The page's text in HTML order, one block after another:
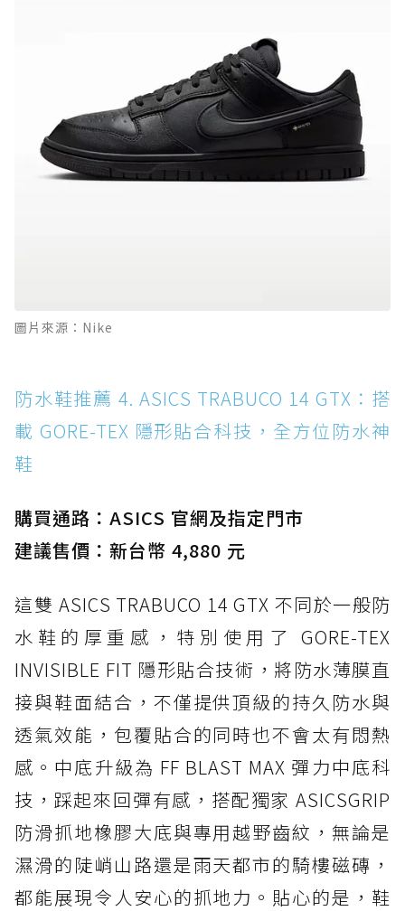
圖片來源：Nike
防水鞋推薦 4. ASICS TRABUCO 14 GTX：搭
載 GORE-TEX 隱形貼合科技，全方位防水神
鞋
購買通路：ASICS 官網及指定門市
建議售價：新台幣 4,880 元
這雙 ASICS TRABUCO 14 GTX 不同於一般防
水鞋的厚重感，特別使用了 GORE-TEX
INVISIBLE FIT 隱形貼合技術，將防水薄膜直
接與鞋面結合，不僅提供頂級的持久防水與
透氣效能，包覆貼合的同時也不會太有悶熱
感。中底升級為 FF BLAST MAX 彈力中底科
技，踩起來回彈有感，搭配獨家 ASICSGRIP
防滑抓地橡膠大底與專用越野齒紋，無論是
濕滑的陡峭山路還是雨天都市的騎樓磁磚，
都能展現令人安心的抓地力。貼心的是，鞋